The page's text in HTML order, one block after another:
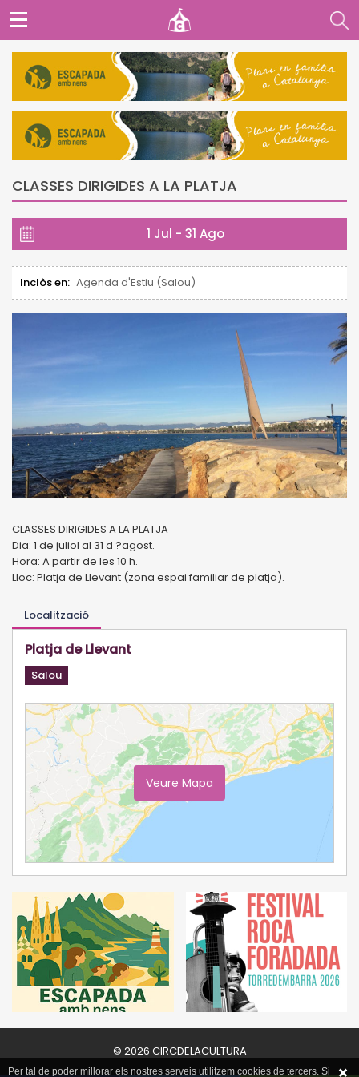
CLASSES DIRIGIDES A LA PLATJA
1 Jul - 31 Ago
Inclòs en: Agenda d'Estiu (Salou)
CLASSES DIRIGIDES A LA PLATJA
Dia: 1 de juliol al 31 d ?agost.
Hora: A partir de les 10 h.
Lloc: Platja de Llevant (zona espai familiar de platja).
Localització
Platja de Llevant
Salou
Veure Mapa
© 2026 CIRCDELACULTURA
Per tal de poder millorar els nostres serveis utilitzem cookies de tercers. Si